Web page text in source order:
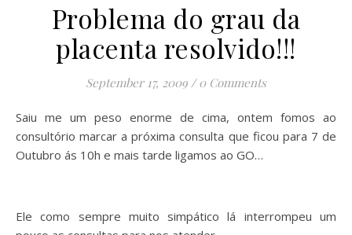
Problema do grau da
placenta resolvido!!!
September 17, 2009 / 0 Comments
Saiu me um peso enorme de cima, ontem fomos ao
consultório marcar a próxima consulta que ficou para 7 de
Outubro ás 10h e mais tarde ligamos ao GO…
Ele como sempre muito simpático lá interrompeu um